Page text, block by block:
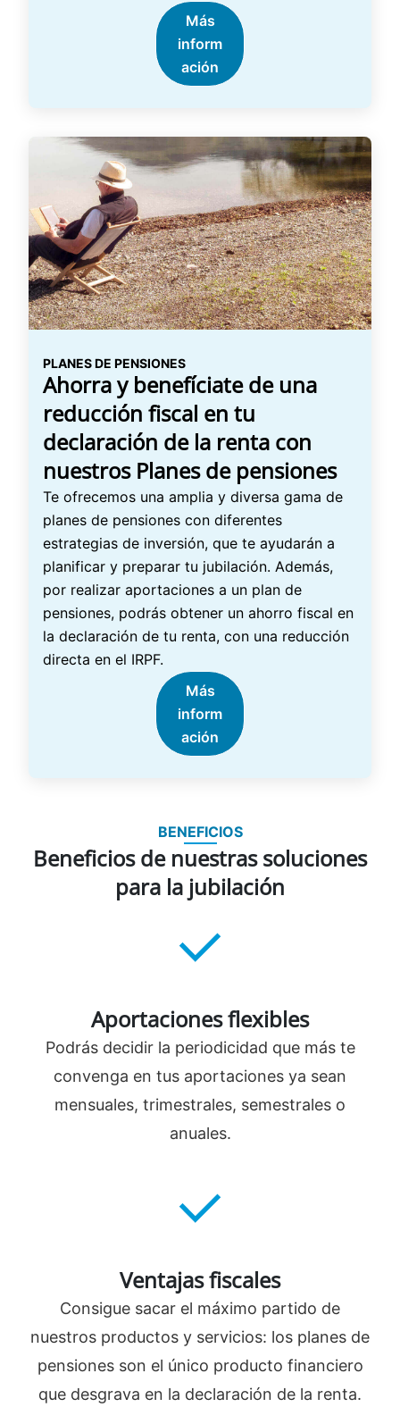
Más
inform
ación
PLANES DE PENSIONES
Ahorra y benefíciate de una
reducción fiscal en tu
declaración de la renta con
nuestros Planes de pensiones
Te ofrecemos una amplia y diversa gama de
planes de pensiones con diferentes
estrategias de inversión, que te ayudarán a
planificar y preparar tu jubilación. Además,
por realizar aportaciones a un plan de
pensiones, podrás obtener un ahorro fiscal en
la declaración de tu renta, con una reducción
directa en el IRPF.
Más
inform
ación
BENEFICIOS
Beneficios de nuestras soluciones
para la jubilación
Aportaciones flexibles
Podrás decidir la periodicidad que más te
convenga en tus aportaciones ya sean
mensuales, trimestrales, semestrales o
anuales.
Ventajas fiscales
Consigue sacar el máximo partido de
nuestros productos y servicios: los planes de
pensiones son el único producto financiero
que desgrava en la declaración de la renta.